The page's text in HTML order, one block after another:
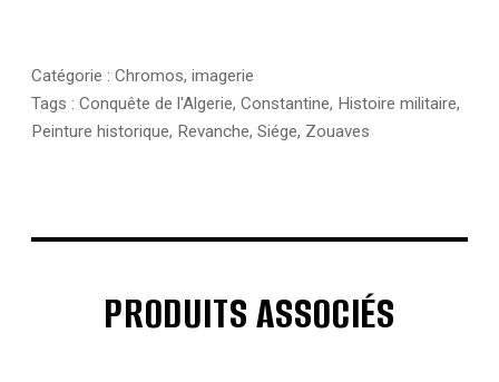
Catégorie : Chromos, imagerie
Tags : Conquête de l'Algerie, Constantine, Histoire militaire,
Peinture historique, Revanche, Siége, Zouaves
PRODUITS ASSOCIÉS